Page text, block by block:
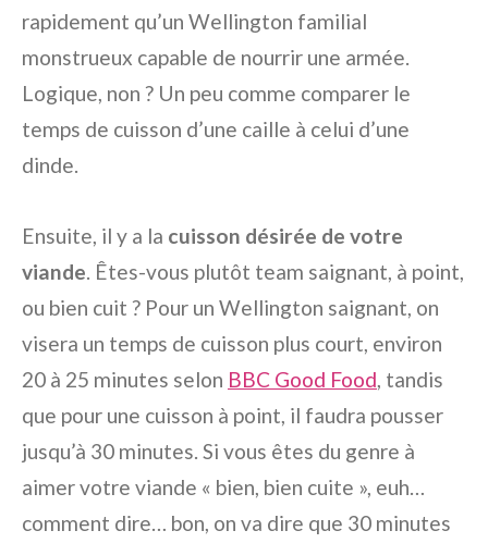
rapidement qu’un Wellington familial
monstrueux capable de nourrir une armée.
Logique, non ? Un peu comme comparer le
temps de cuisson d’une caille à celui d’une
dinde.
Ensuite, il y a la cuisson désirée de votre
viande. Êtes-vous plutôt team saignant, à point,
ou bien cuit ? Pour un Wellington saignant, on
visera un temps de cuisson plus court, environ
20 à 25 minutes selon BBC Good Food, tandis
que pour une cuisson à point, il faudra pousser
jusqu’à 30 minutes. Si vous êtes du genre à
aimer votre viande « bien, bien cuite », euh…
comment dire… bon, on va dire que 30 minutes